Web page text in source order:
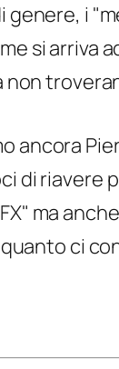
genere, i
si arriva
non
ancora
di riavere
ma
ci